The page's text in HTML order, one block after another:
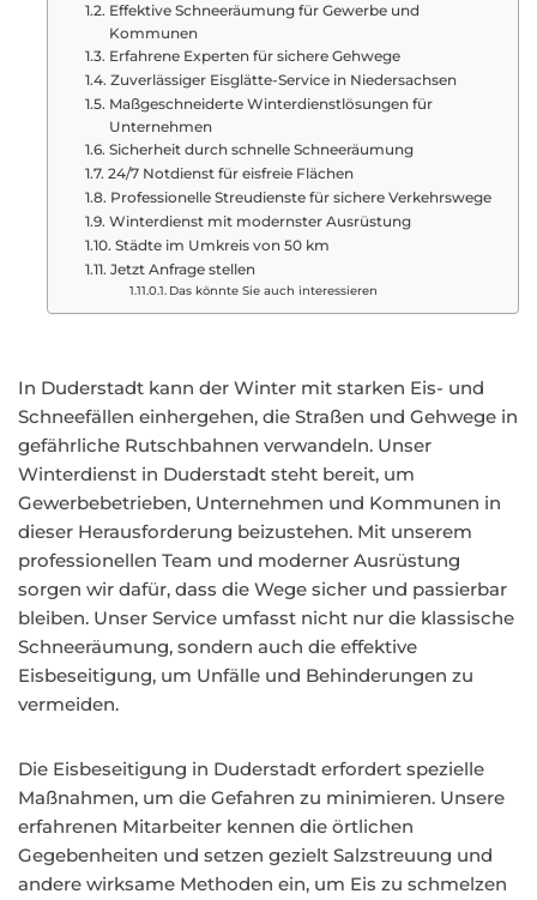
Effektive Schneeräumung für Gewerbe und
Kommunen
Erfahrene Experten für sichere Gehwege
Zuverlässiger Eisglätte-Service in Niedersachsen
Maßgeschneiderte Winterdienstlösungen für
Unternehmen
Sicherheit durch schnelle Schneeräumung
24/7 Notdienst für eisfreie Flächen
Professionelle Streudienste für sichere Verkehrswege
Winterdienst mit modernster Ausrüstung
Städte im Umkreis von 50 km
Jetzt Anfrage stellen
Das könnte Sie auch interessieren
In Duderstadt kann der Winter mit starken Eis- und
Schneefällen einhergehen, die Straßen und Gehwege in
gefährliche Rutschbahnen verwandeln. Unser
Winterdienst in Duderstadt steht bereit, um
Gewerbebetrieben, Unternehmen und Kommunen in
dieser Herausforderung beizustehen. Mit unserem
professionellen Team und moderner Ausrüstung
sorgen wir dafür, dass die Wege sicher und passierbar
bleiben. Unser Service umfasst nicht nur die klassische
Schneeräumung, sondern auch die effektive
Eisbeseitigung, um Unfälle und Behinderungen zu
vermeiden.
Die Eisbeseitigung in Duderstadt erfordert spezielle
Maßnahmen, um die Gefahren zu minimieren. Unsere
erfahrenen Mitarbeiter kennen die örtlichen
Gegebenheiten und setzen gezielt Salzstreuung und
andere wirksame Methoden ein, um Eis zu schmelzen